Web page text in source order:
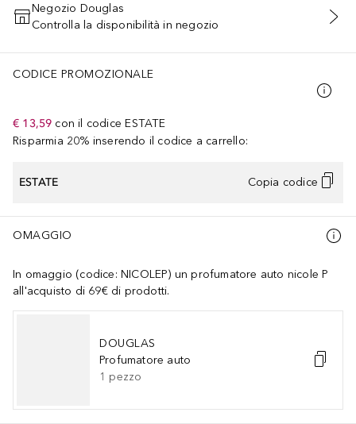
AGGIUNGI AL CARRELLO
Negozio Douglas
Controlla la disponibilità in negozio
CODICE PROMOZIONALE
€ 13,59 con il codice ESTATE
Risparmia 20% inserendo il codice a carrello:
ESTATE Copia codice
OMAGGIO
In omaggio (codice: NICOLEP) un profumatore auto nicole P
all'acquisto di 69€ di prodotti.
DOUGLAS
Profumatore auto
1 pezzo